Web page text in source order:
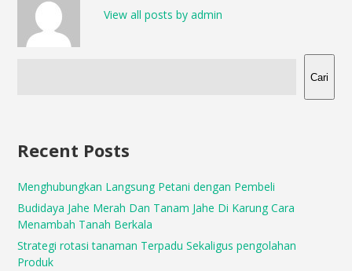
View all posts by admin
Cari
Recent Posts
Menghubungkan Langsung Petani dengan Pembeli
Budidaya Jahe Merah Dan Tanam Jahe Di Karung Cara
Menambah Tanah Berkala
Strategi rotasi tanaman Terpadu Sekaligus pengolahan
Produk